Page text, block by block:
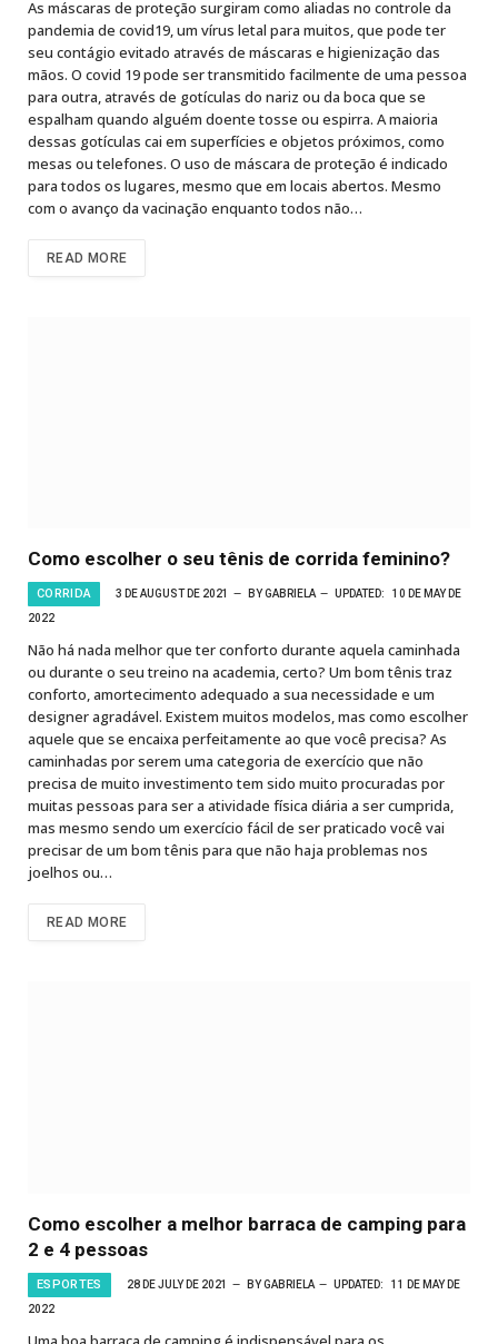
As máscaras de proteção surgiram como aliadas no controle da
pandemia de covid19, um vírus letal para muitos, que pode ter
seu contágio evitado através de máscaras e higienização das
mãos. O covid 19 pode ser transmitido facilmente de uma pessoa
para outra, através de gotículas do nariz ou da boca que se
espalham quando alguém doente tosse ou espirra. A maioria
dessas gotículas cai em superfícies e objetos próximos, como
mesas ou telefones. O uso de máscara de proteção é indicado
para todos os lugares, mesmo que em locais abertos. Mesmo
com o avanço da vacinação enquanto todos não…
READ MORE
Como escolher o seu tênis de corrida feminino?
CORRIDA 3 DE AUGUST DE 2021 BYGABRIELA UPDATED:
10 DE MAY DE
2022
Não há nada melhor que ter conforto durante aquela caminhada
ou durante o seu treino na academia, certo? Um bom tênis traz
conforto, amortecimento adequado a sua necessidade e um
designer agradável. Existem muitos modelos, mas como escolher
aquele que se encaixa perfeitamente ao que você precisa? As
caminhadas por serem uma categoria de exercício que não
precisa de muito investimento tem sido muito procuradas por
muitas pessoas para ser a atividade física diária a ser cumprida,
mas mesmo sendo um exercício fácil de ser praticado você vai
precisar de um bom tênis para que não haja problemas nos
joelhos ou…
READ MORE
Como escolher a melhor barraca de camping para
2 e 4 pessoas
ESPORTES 28 DE JULY DE 2021 BY GABRIELA UPDATED:
11 DE MAY DE
2022